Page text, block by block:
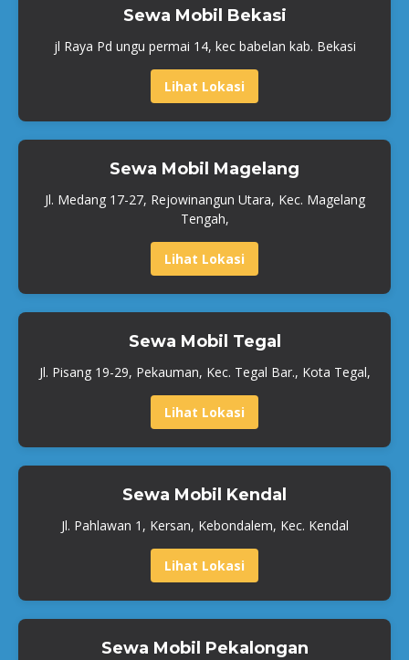
Sewa Mobil Bekasi
jl Raya Pd ungu permai 14, kec babelan kab. Bekasi
Lihat Lokasi
Sewa Mobil Magelang
Jl. Medang 17-27, Rejowinangun Utara, Kec. Magelang
Tengah,
Lihat Lokasi
Sewa Mobil Tegal
Jl. Pisang 19-29, Pekauman, Kec. Tegal Bar., Kota Tegal,
Lihat Lokasi
Sewa Mobil Kendal
Jl. Pahlawan 1, Kersan, Kebondalem, Kec. Kendal
Lihat Lokasi
Sewa Mobil Pekalongan